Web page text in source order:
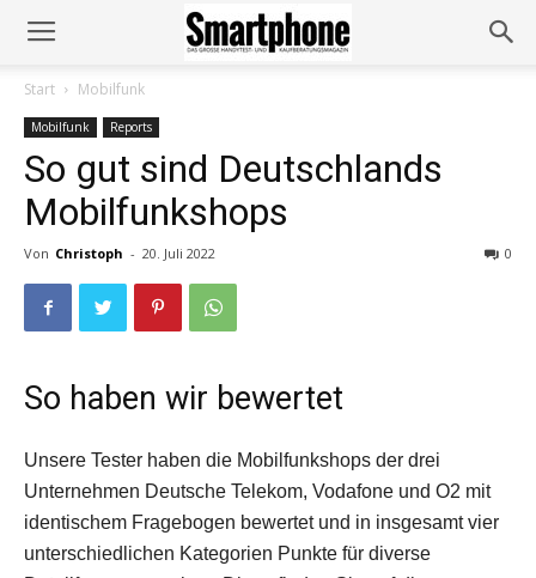
Start Mobilfunk
Mobilfunk Reports
So gut sind Deutschlands
Mobilfunkshops
Von Christoph - 20. Juli 2022 0
So haben wir bewertet
Unsere Tester haben die Mobilfunkshops der drei
Unternehmen Deutsche Telekom, Vodafone und O2 mit
identischem Fragebogen bewertet und in insgesamt vier
unterschiedlichen Kategorien Punkte für diverse